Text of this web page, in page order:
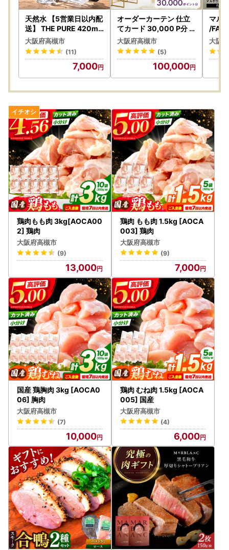
・高槻市内在住の方の寄附に関しては返礼品の発送は致しま
せん。
・電話番号は、日中に連絡が取れる番号をご登録ください。
返礼品やご寄附について、ご連絡させていただく場合がござ
います。
・クレジットカードをご利用の場合は、名義が寄附者の氏名
と一致するかご確認ください。
けいたしかねます。
【配送について】
・3日以上の長期不在期間がある場合は、備考欄へ記入の上
お申し込みをお願いいたします。
・返礼品出荷時にご登録のメールアドレス宛に、配送情報を
記載したお知らせメールを配信いたします。
メール記載のURLよりお受け取り日時をご指定できますの
でご利用くださいませ。
・当市では配達日のご指定を承っておりませんが、配達時間
の指定は可能です。
備考欄にご記入の上、お申し込みをお願いいたします。
・クール便対象商品や一部の返礼品は、宅配BOXへの配送・
置き配には対応しておりません。あらかじめご了承くださ
い。。
・返礼品出荷後、運送会社での保管期限は3日～1週間程度で
す。
万一お受け取りいただけず返送となった場合は再送対応は
いたしかねます。
※食品以外の返礼品は場合によっては再送可能ですが、送
料は寄附者様のご負担となります。
【ふるさと納税の対象となる地方団体の指定について】
高槻市は令和7年9月26日付総務大臣通知「ふるさと納税の
対象となる地方団体の指定について（通知）」にて、
地方税法（昭和25年法律第226号）第37条の2第2項及び第3
14条の7第2項の規定に基づき、
ふるさと納税の対象となる地方団体として指定されました。
指定対象期間は、令和7年10月1日から令和8年9月30日まで
です。
【お問合せ先】
大阪府高槻市ふるさと納税サポート室
TEL：050-8893-1935 FAX：050-6875-5835
MAIL：takatsuki@steamship.co.jp
受付時間 9:00〜17:00
(土曜日・日曜日・祝日及び12月29日〜1月3日を除く)
天然水 【5営業日以内配
送】 THE PURE 420ml
×42本 AOEH006 ミネ
ラルウォーター
大阪府高槻市
(11)
7,000
オーダーカーテン 仕立
てカード 30,000 P分 [
AOAG031]
大阪府高槻市
(5)
100,000
マル
/
グ
大阪
鶏肉もも肉 3kg[AOCA00
2] 鶏肉
大阪府高槻市
(9)
13,000
鶏肉 もも肉 1.5kg [AOCA
003] 鶏肉
大阪府高槻市
(9)
7,000
国産 鶏胸肉 3kg [AOCA0
06] 胸肉
大阪府高槻市
(7)
10,000
鶏肉 むね肉 1.5kg [AOCA
005] 国産
大阪府高槻市
(4)
6,000